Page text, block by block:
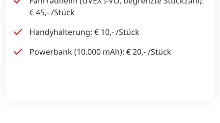
€ 45,- /Stück
Handyhalterung: € 10,- /Stück
Powerbank (10.000 mAh): € 20,- /Stück